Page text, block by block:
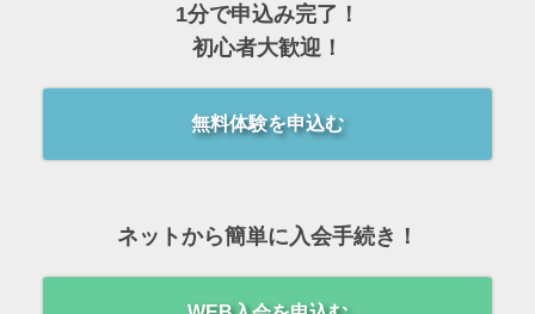
1分で申込み完了！
初心者大歓迎！
無料体験を申込む
ネットから簡単に入会手続き！